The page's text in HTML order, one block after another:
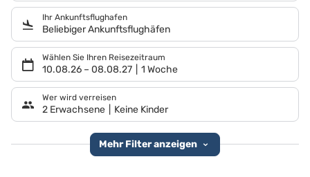
Ihr Ankunftsflughafen
Beliebiger Ankunftsflughäfen
Wählen Sie Ihren Reisezeitraum
10.08.26–08.08.27 1 Woche
Wer wird verreisen
2 Erwachsene Keine Kinder
Mehr Filter anzeigen